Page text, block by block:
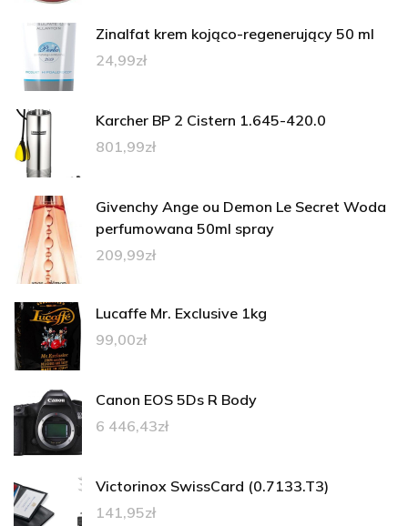
Zinalfat krem kojąco-regenerujący 50 ml
24,99zł
Karcher BP 2 Cistern 1.645-420.0
801,99zł
Givenchy Ange ou Demon Le Secret Woda
perfumowana 50ml spray
209,99zł
Lucaffe Mr. Exclusive 1kg
99,00zł
Canon EOS 5Ds R Body
6 446,43zł
Victorinox SwissCard (0.7133.T3)
141,95zł